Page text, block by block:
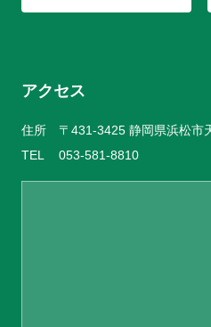
アクセス
住所
〒431-3425 静岡県浜松市
TEL
053-581-8810